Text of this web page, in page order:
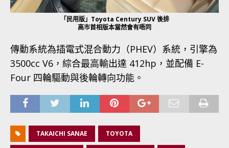
「民用版」Toyota Century SUV 後排
高市首相版本當然會有唔同
傳動系統為插電式混合動力（PHEV）系統，引擎為
3500cc V6，綜合最高輸出達 412hp，並配備 E-
Four 四輪驅動與後輪轉向功能。
TAKAICHI SANAE TOYOTA